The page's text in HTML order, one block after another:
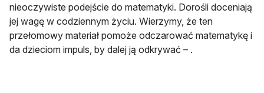
nieoczywiste podejście do matematyki. Dorośli doceniają
jej wagę w codziennym życiu. Wierzymy, że ten
przełomowy materiał pomoże odczarować matematykę i
da dzieciom impuls, by dalej ją odkrywać – .